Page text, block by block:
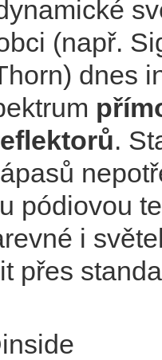
(např.
dnes
.
pódiovou
i
přes